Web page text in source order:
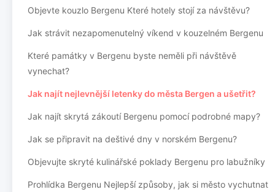
Objevte kouzlo Bergenu Které hotely stojí za návštěvu?
Jak strávit nezapomenutelný víkend v kouzelném Bergenu
Které památky v Bergenu byste neměli při návštěvě
vynechat?
Jak najít nejlevnější letenky do města Bergen a ušetřit?
Jak najít skrytá zákoutí Bergenu pomocí podrobné mapy?
Jak se připravit na deštivé dny v norském Bergenu?
Objevujte skryté kulinářské poklady Bergenu pro labužníky
Prohlídka Bergenu Nejlepší způsoby, jak si město vychutnat